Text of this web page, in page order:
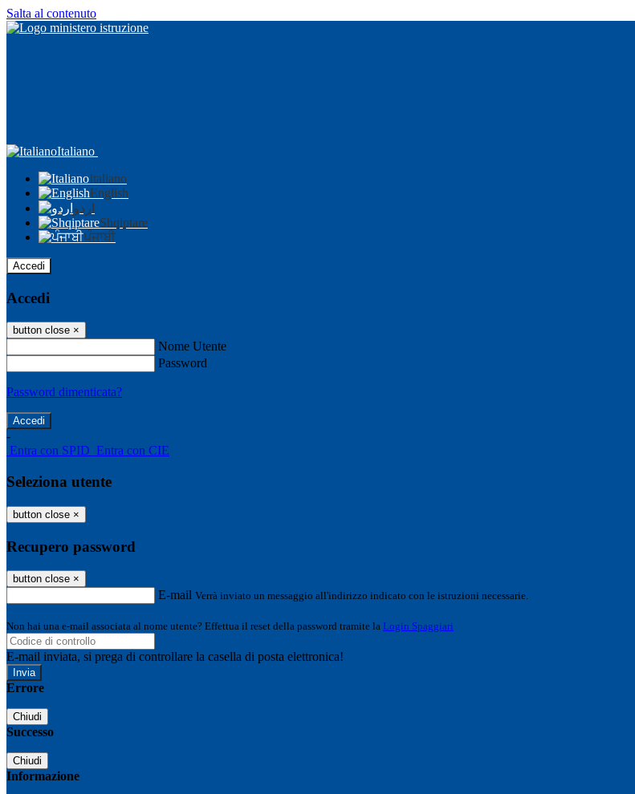
Salta al contenuto
Italiano
Italiano
English
اردو
Shqiptare
ਪੰਜਾਬੀ
Accedi
Accedi
button close ×
Nome Utente
Password
Password dimenticata?
-
Entra con SPID Entra con CIE
Seleziona utente
button close ×
Recupero password
button close ×
E-mail Verrà inviato un messaggio all'indirizzo indicato con le istruzioni necessarie.
Non hai una e-mail associata al nome utente? Effettua il reset della password tramite la Login Spaggiari
E-mail inviata, si prega di controllare la casella di posta elettronica!
Errore
Chiudi
Successo
Chiudi
Informazione